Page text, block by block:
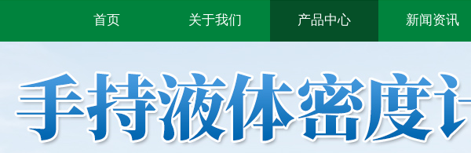
首页 关于我们 产品中心 新闻资讯